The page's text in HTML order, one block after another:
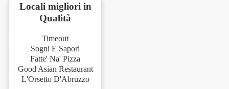
Locali migliori in
Qualità
Timeout
Sogni E Sapori
Fatte' Na' Pizza
Good Asian Restaurant
L'Orsetto D'Abruzzo